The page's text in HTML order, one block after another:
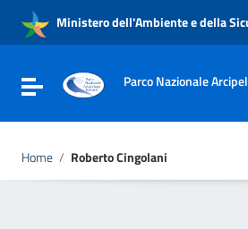
Vai al menu di navigazione
Vai al footer
Ministero dell'Ambiente e della
Attiva / disattiva la navigazione
Parco Nazionale
Home / Roberto Cingolani